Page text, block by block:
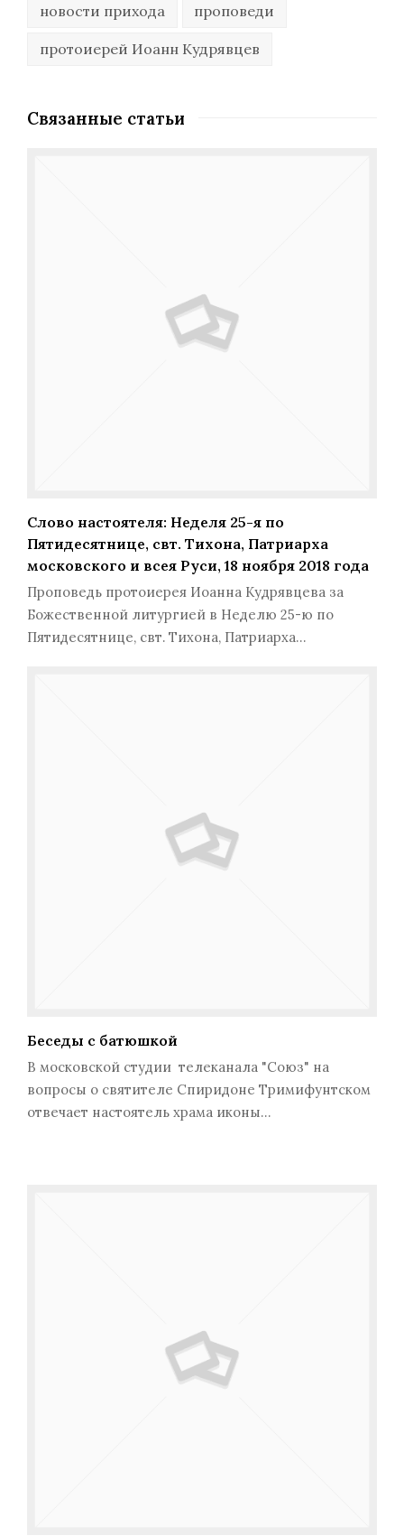
новости прихода проповеди
протоиерей Иоанн Кудрявцев
Связанные статьи
Слово настоятеля: Неделя 25-я по
Пятидесятнице, свт. Тихона, Патриарха
московского и всея Руси, 18 ноября 2018 года
Проповедь протоиерея Иоанна Кудрявцева за
Божественной литургией в Неделю 25-ю по
Пятидесятнице, свт. Тихона, Патриарха…
Беседы с батюшкой
В московской студии телеканала "Союз" на
вопросы о святителе Спиридоне Тримифунтском
отвечает настоятель храма иконы…